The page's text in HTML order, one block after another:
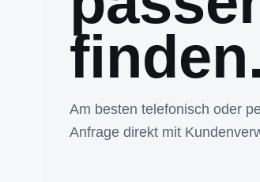
finden.
Am besten telefonisch oder
Anfrage direkt mit